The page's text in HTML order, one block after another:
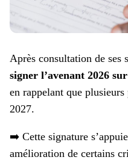
Après consultation de ses
signer l’avenant 2026
en rappelant que
2027.
➡️ Cette signature
amélioration de certains